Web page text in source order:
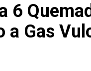
6
a Gas